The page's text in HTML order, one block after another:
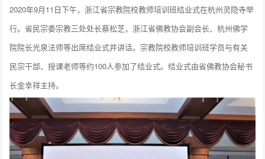
2020年9月11日下午，浙江省宗教院校教师培训班结业式在杭州灵隐寺举
行。省民宗委宗教三处处长蔡松芝，浙江省佛教协会副会长、杭州佛学
院院长光泉法师等出席结业式并讲话。宗教院校教师培训班学员与有关
民宗干部、授课老师等约100人参加了结业式。结业式由省佛教协会秘书
长金幸祥主持。